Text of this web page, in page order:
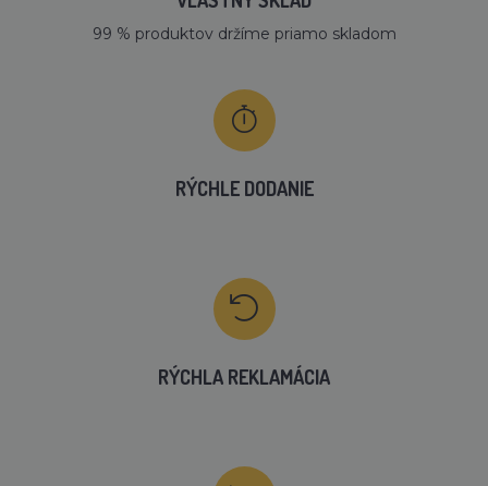
99 % produktov držíme priamo skladom
RÝCHLE DODANIE
RÝCHLA REKLAMÁCIA